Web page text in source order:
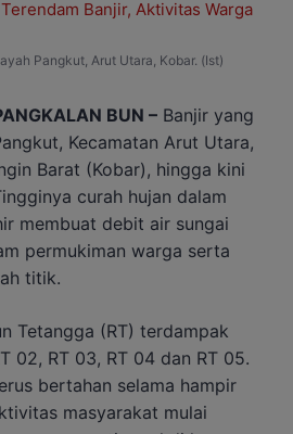
Pangkut, Arut Utara, Kobar. (Ist)
BUN – Banjir yang
Kecamatan Arut Utara,
Barat (Kobar), hingga kini
curah hujan dalam
membuat debit air sungai
permukiman warga serta
titik.
Tetangga (RT) terdampak
02, RT 03, RT 04 dan RT 05.
bertahan selama hampir
masyarakat mulai